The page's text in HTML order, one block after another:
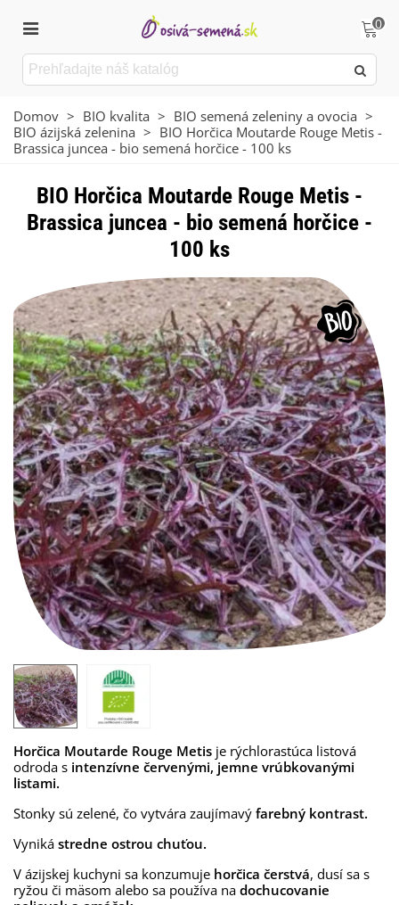
0
Domov > BIO kvalita > BIO semená zeleniny a ovocia >
BIO ázijská zelenina > BIO Horčica Moutarde Rouge Metis -
Brassica juncea - bio semená horčice - 100 ks
BIO Horčica Moutarde Rouge Metis -
Brassica juncea - bio semená horčice -
100 ks
Horčica Moutarde Rouge Metis je rýchlorastúca listová
odroda s intenzívne červenými, jemne vrúbkovanými
listami.
Stonky sú zelené, čo vytvára zaujímavý farebný kontrast.
Vyniká stredne ostrou chuťou.
V ázijskej kuchyni sa konzumuje horčica čerstvá, dusí sa s
ryžou či mäsom alebo sa používa na dochucovanie